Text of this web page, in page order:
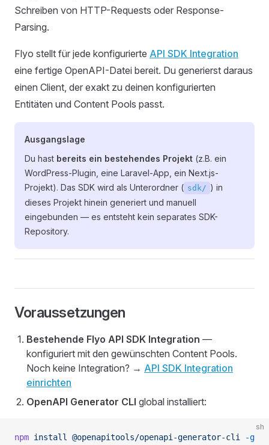
Schreiben von HTTP-Requests oder Response-
Parsing.
Flyo stellt für jede konfigurierte API SDK Integration
eine fertige OpenAPI-Datei bereit. Du generierst daraus
einen Client, der exakt zu deinen konfigurierten
Entitäten und Content Pools passt.
Ausgangslage
Du hast bereits ein bestehendes Projekt (z.B. ein
WordPress-Plugin, eine Laravel-App, ein Next.js-
Projekt). Das SDK wird als Unterordner ( sdk/ ) in
dieses Projekt hinein generiert und manuell
eingebunden — es entsteht kein separates SDK-
Repository.
Voraussetzungen
Bestehende Flyo API SDK Integration —
konfiguriert mit den gewünschten Content Pools.
Noch keine Integration? → API SDK Integration
einrichten
OpenAPI Generator CLI global installiert:
sh
npm install @openapitools/openapi-generator-cli -g